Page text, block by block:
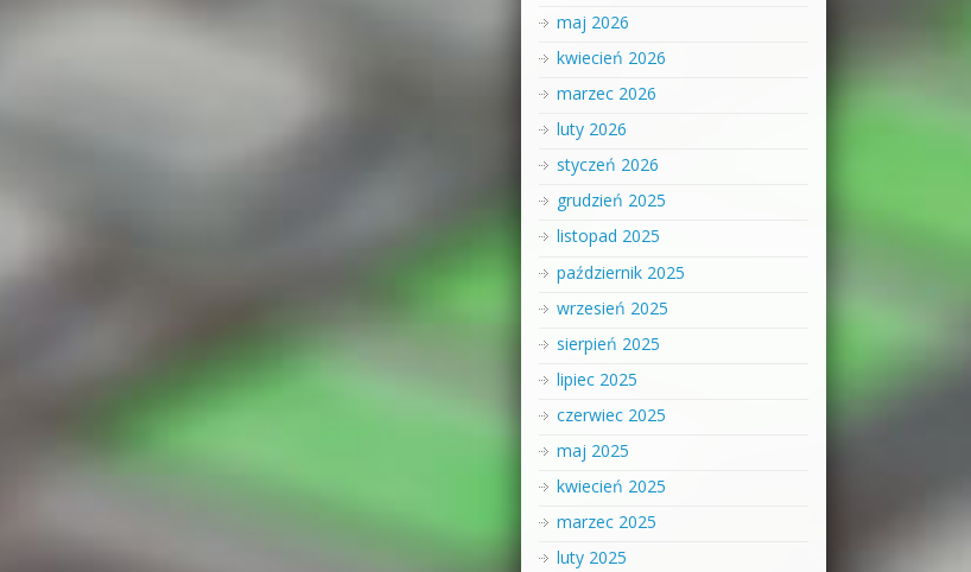
maj 2026
kwiecień 2026
marzec 2026
luty 2026
styczeń 2026
grudzień 2025
listopad 2025
październik 2025
wrzesień 2025
sierpień 2025
lipiec 2025
czerwiec 2025
maj 2025
kwiecień 2025
marzec 2025
luty 2025